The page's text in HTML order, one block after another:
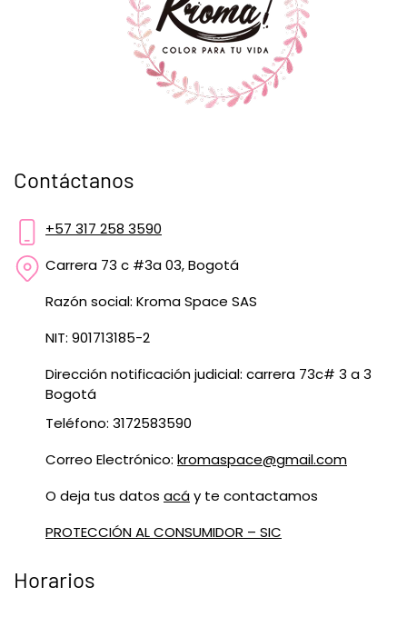
Contáctanos
+57 317 258 3590
Carrera 73 c #3a 03, Bogotá
Razón social: Kroma Space SAS
NIT: 901713185-2
Dirección notificación judicial: carrera 73c# 3 a 3
Bogotá
Teléfono: 3172583590
Correo Electrónico: kromaspace@gmail.com
O deja tus datos acáy te contactamos
PROTECCIÓN AL CONSUMIDOR – SIC
Horarios